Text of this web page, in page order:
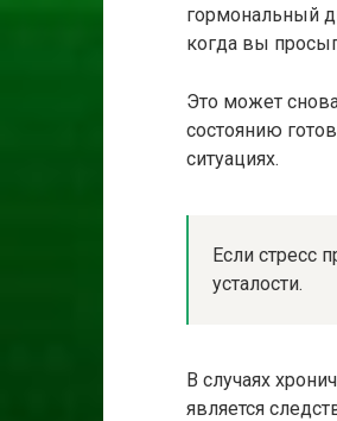
гормональный
когда вы
Это может
состоянию
ситуациях.
Если стресс
усталости.
В случаях
является